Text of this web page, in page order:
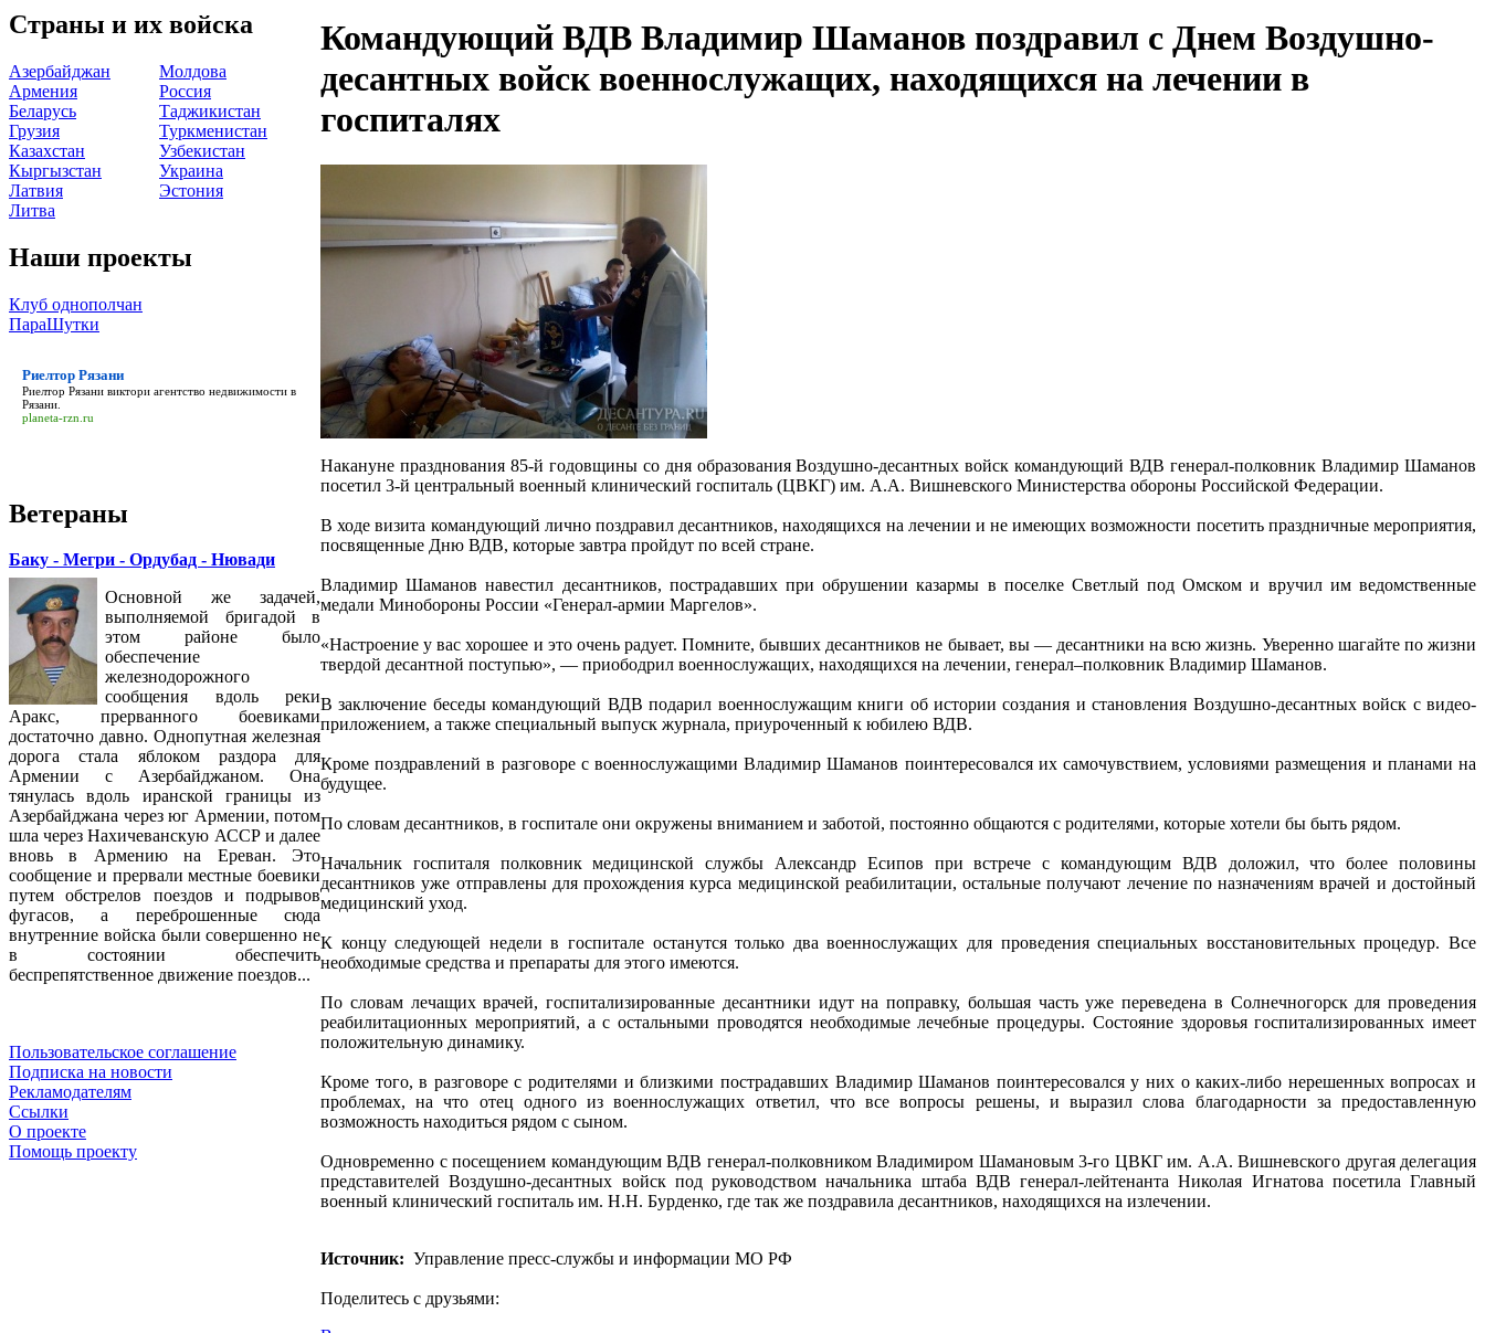
Страны и их войска
Азербайджан
Армения
Беларусь
Грузия
Казахстан
Кыргызстан
Латвия
Литва
Молдова
Россия
Таджикистан
Туркменистан
Узбекистан
Украина
Эстония
Наши проекты
Клуб однополчан
ПараШутки
Риелтор Рязани
Риелтор Рязанивиктори агентство недвижимости в
Рязани.
planeta-rzn.ru
Ветераны
Баку - Мегри - Ордубад - Нювади
Основной же задачей,
выполняемой бригадой в
этом районе было
обеспечение
железнодорожного
сообщения вдоль реки
Аракс, прерванного боевиками
достаточно давно. Однопутная железная
дорога стала яблоком раздора для
Армении с Азербайджаном. Она
тянулась вдоль иранской границы из
Азербайджана через юг Армении, потом
шла через Нахичеванскую АССР и далее
вновь в Армению на Ереван. Это
сообщение и прервали местные боевики
путем обстрелов поездов и подрывов
фугасов, а переброшенные сюда
внутренние войска были совершенно не
в состоянии обеспечить
беспрепятственное движение поездов...
Пользовательское соглашение
Подписка на новости
Рекламодателям
Ссылки
О проекте
Помощь проекту
Командующий ВДВ Владимир Шаманов поздравил с Днем Воздушно-
десантных войск военнослужащих, находящихся на лечении в
госпиталях
Накануне празднования 85-й годовщины со дня образования Воздушно-десантных войск командующий ВДВ генерал-полковник Владимир Шаманов
посетил 3-й центральный военный клинический госпиталь (ЦВКГ) им. А.А. Вишневского Министерства обороны Российской Федерации.
В ходе визита командующий лично поздравил десантников, находящихся на лечении и не имеющих возможности посетить праздничные мероприятия,
посвященные Дню ВДВ, которые завтра пройдут по всей стране.
Владимир Шаманов навестил десантников, пострадавших при обрушении казармы в поселке Светлый под Омском и вручил им ведомственные
медали Минобороны России «Генерал-армии Маргелов».
«Настроение у вас хорошее и это очень радует. Помните, бывших десантников не бывает, вы — десантники на всю жизнь. Уверенно шагайте по жизни
твердой десантной поступью», — приободрил военнослужащих, находящихся на лечении, генерал–полковник Владимир Шаманов.
В заключение беседы командующий ВДВ подарил военнослужащим книги об истории создания и становления Воздушно-десантных войск с видео-
приложением, а также специальный выпуск журнала, приуроченный к юбилею ВДВ.
Кроме поздравлений в разговоре с военнослужащими Владимир Шаманов поинтересовался их самочувствием, условиями размещения и планами на
будущее.
По словам десантников, в госпитале они окружены вниманием и заботой, постоянно общаются с родителями, которые хотели бы быть рядом.
Начальник госпиталя полковник медицинской службы Александр Есипов при встрече с командующим ВДВ доложил, что более половины
десантников уже отправлены для прохождения курса медицинской реабилитации, остальные получают лечение по назначениям врачей и достойный
медицинский уход.
К концу следующей недели в госпитале останутся только два военнослужащих для проведения специальных восстановительных процедур. Все
необходимые средства и препараты для этого имеются.
По словам лечащих врачей, госпитализированные десантники идут на поправку, большая часть уже переведена в Солнечногорск для проведения
реабилитационных мероприятий, а с остальными проводятся необходимые лечебные процедуры. Состояние здоровья госпитализированных имеет
положительную динамику.
Кроме того, в разговоре с родителями и близкими пострадавших Владимир Шаманов поинтересовался у них о каких-либо нерешенных вопросах и
проблемах, на что отец одного из военнослужащих ответил, что все вопросы решены, и выразил слова благодарности за предоставленную
возможность находиться рядом с сыном.
Одновременно с посещением командующим ВДВ генерал-полковником Владимиром Шамановым 3-го ЦВКГ им. А.А. Вишневского другая делегация
представителей Воздушно-десантных войск под руководством начальника штаба ВДВ генерал-лейтенанта Николая Игнатова посетила Главный
военный клинический госпиталь им. Н.Н. Бурденко, где так же поздравила десантников, находящихся на излечении.
Источник: Управление пресс-службы и информации МО РФ
Поделитесь с друзьями: